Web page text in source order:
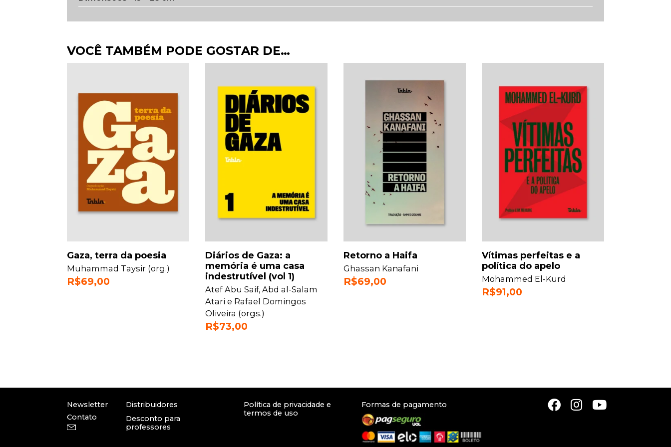
VOCÊ TAMBÉM PODE GOSTAR DE…
Gaza, terra da poesia
Muhammad Taysir (org.)
R$69,00
Diários de Gaza: a
memória é uma casa
indestrutível (vol 1)
Atef Abu Saif,Abd al-Salam
Atari e Rafael Domingos
Oliveira (orgs.)
R$73,00
Retorno a Haifa
Ghassan Kanafani
R$69,00
Vítimas perfeitas e a
política do apelo
Mohammed El-Kurd
R$91,00
Newsletter
Contato
Distribuidores
Desconto para
professores
Política de privacidade e
termos de uso
Formas de pagamento